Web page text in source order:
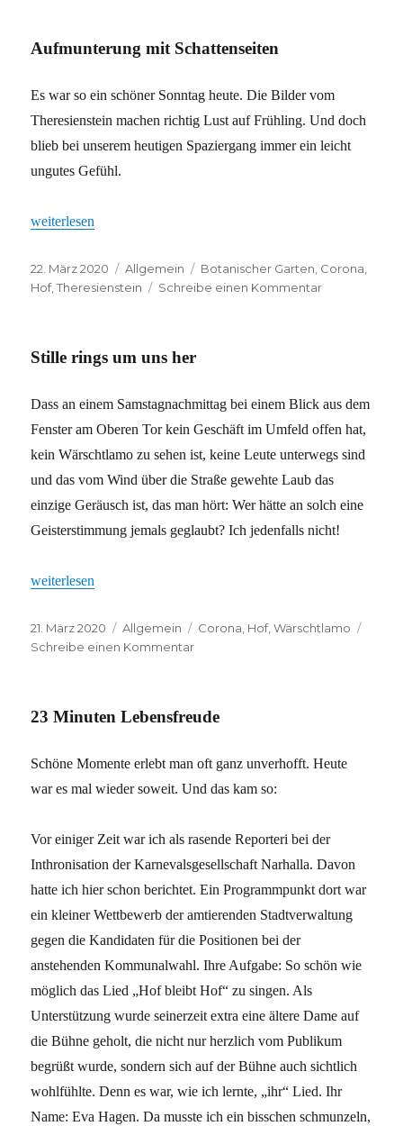
Aufmunterung mit Schattenseiten
Es war so ein schöner Sonntag heute. Die Bilder vom
Theresienstein machen richtig Lust auf Frühling. Und doch
blieb bei unserem heutigen Spaziergang immer ein leicht
ungutes Gefühl.
„Aufmunterung mit Schattenseiten“
weiterlesen
Veröffentlicht
am
22. März 2020 Kategorien
Allgemein Schlagwörter
Botanischer Garten Corona
Hof,Theresienstein Schreibe einen Kommentarzu
Stille rings um uns her
Dass an einem Samstagnachmittag bei einem Blick aus dem
Fenster am Oberen Tor kein Geschäft im Umfeld offen hat,
kein Wärschtlamo zu sehen ist, keine Leute unterwegs sind
und das vom Wind über die Straße gewehte Laub das
einzige Geräusch ist, das man hört: Wer hätte an solch eine
Geisterstimmung jemals geglaubt? Ich jedenfalls nicht!
„Stille rings um uns her“
weiterlesen
Veröffentlicht
am
21. März 2020 Kategorien
Allgemein Schlagwörter
Corona Hof,Wärschtlamo
Schreibe einen Kommentarzu
uns
23 Minuten Lebensfreude
Schöne Momente erlebt man oft ganz unverhofft. Heute
war es mal wieder soweit. Und das kam so:
Vor einiger Zeit war ich als rasende Reporteri bei der
Inthronisation der Karnevalsgesellschaft Narhalla. Davon
hatte ich hier schon berichtet. Ein Programmpunkt dort war
ein kleiner Wettbewerb der amtierenden Stadtverwaltung
gegen die Kandidaten für die Positionen bei der
anstehenden Kommunalwahl. Ihre Aufgabe: So schön wie
möglich das Lied „Hof bleibt Hof“ zu singen. Als
Unterstützung wurde seinerzeit extra eine ältere Dame auf
die Bühne geholt, die nicht nur herzlich vom Publikum
begrüßt wurde, sondern sich auf der Bühne auch sichtlich
wohlfühlte. Denn es war, wie ich lernte, „ihr“ Lied. Ihr
Name: Eva Hagen. Da musste ich ein bisschen schmunzeln,